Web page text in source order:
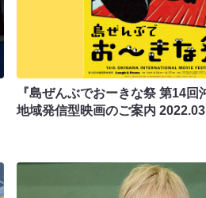
『島ぜんぶでおーきな祭 第14回
地域発信型映画のご案内